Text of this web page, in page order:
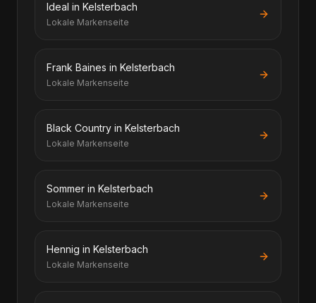
Ideal in Kelsterbach
Lokale Markenseite
Frank Baines in Kelsterbach
Lokale Markenseite
Black Country in Kelsterbach
Lokale Markenseite
Sommer in Kelsterbach
Lokale Markenseite
Hennig in Kelsterbach
Lokale Markenseite